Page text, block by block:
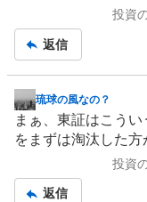
投資
返信
掲
示
板
琉球の風なの？
まぁ、東証はこう
をまずは淘汰した方
投資
返信